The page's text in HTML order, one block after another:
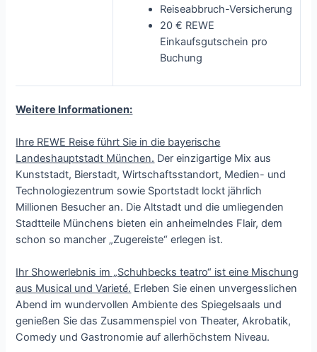
Reiseabbruch-Versicherung
20 € REWE
Einkaufsgutschein pro
Buchung
Weitere Informationen:
Ihre REWE Reise führt Sie in die bayerische
Landeshauptstadt München. Der einzigartige Mix aus
Kunststadt, Bierstadt, Wirtschaftsstandort, Medien- und
Technologiezentrum sowie Sportstadt lockt jährlich
Millionen Besucher an. Die Altstadt und die umliegenden
Stadtteile Münchens bieten ein anheimelndes Flair, dem
schon so mancher „Zugereiste“ erlegen ist.
Ihr Showerlebnis im „Schuhbecks teatro“ ist eine Mischung
aus Musical und Varieté. Erleben Sie einen unvergesslichen
Abend im wundervollen Ambiente des Spiegelsaals und
genießen Sie das Zusammenspiel von Theater, Akrobatik,
Comedy und Gastronomie auf allerhöchstem Niveau.